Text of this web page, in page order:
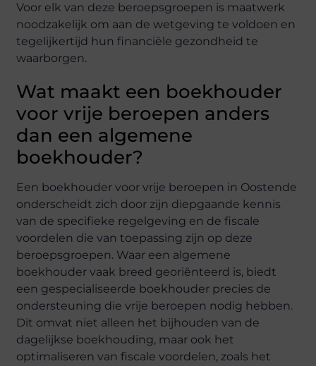
Voor elk van deze beroepsgroepen is maatwerk
noodzakelijk om aan de wetgeving te voldoen en
tegelijkertijd hun financiële gezondheid te
waarborgen.
Wat maakt een boekhouder
voor vrije beroepen anders
dan een algemene
boekhouder?
Een boekhouder voor vrije beroepen in Oostende
onderscheidt zich door zijn diepgaande kennis
van de specifieke regelgeving en de fiscale
voordelen die van toepassing zijn op deze
beroepsgroepen. Waar een algemene
boekhouder vaak breed georiënteerd is, biedt
een gespecialiseerde boekhouder precies de
ondersteuning die vrije beroepen nodig hebben.
Dit omvat niet alleen het bijhouden van de
dagelijkse boekhouding, maar ook het
optimaliseren van fiscale voordelen, zoals het